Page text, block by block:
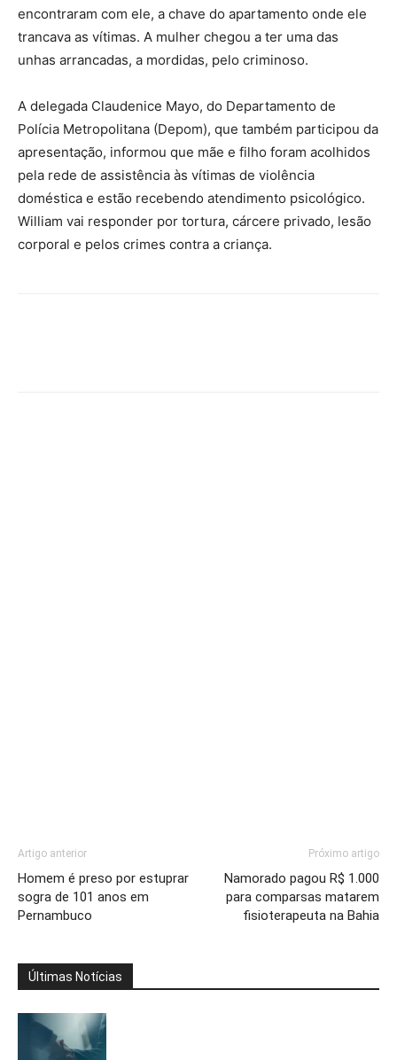
encontraram com ele, a chave do apartamento onde ele
trancava as vítimas. A mulher chegou a ter uma das
unhas arrancadas, a mordidas, pelo criminoso.
A delegada Claudenice Mayo, do Departamento de
Polícia Metropolitana (Depom), que também participou da
apresentação, informou que mãe e filho foram acolhidos
pela rede de assistência às vítimas de violência
doméstica e estão recebendo atendimento psicológico.
William vai responder por tortura, cárcere privado, lesão
corporal e pelos crimes contra a criança.
Artigo anterior
Homem é preso por estuprar
sogra de 101 anos em
Pernambuco
Próximo artigo
Namorado pagou R$ 1.000
para comparsas matarem
fisioterapeuta na Bahia
Últimas Notícias